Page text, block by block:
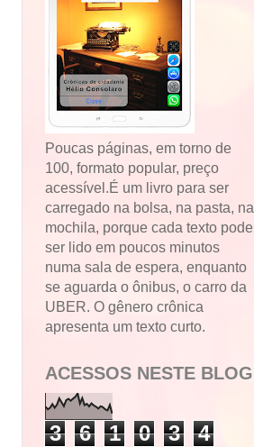
Poucas páginas, em torno de
100, formato popular, preço
acessível.É um livro para ser
carregado na bolsa, na pasta, na
mochila, porque cada texto pode
ser lido em poucos minutos
numa sala de espera, enquanto
se aguarda o ônibus, o carro da
UBER. O gênero crônica
apresenta um texto curto.
ACESSOS NESTE BLOG
3 6 1 0 3
4